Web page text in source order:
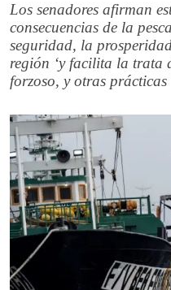
Los senadores afirman
consecuencias de la
seguridad, la
región ‘y facilita la trata
forzoso, y otras